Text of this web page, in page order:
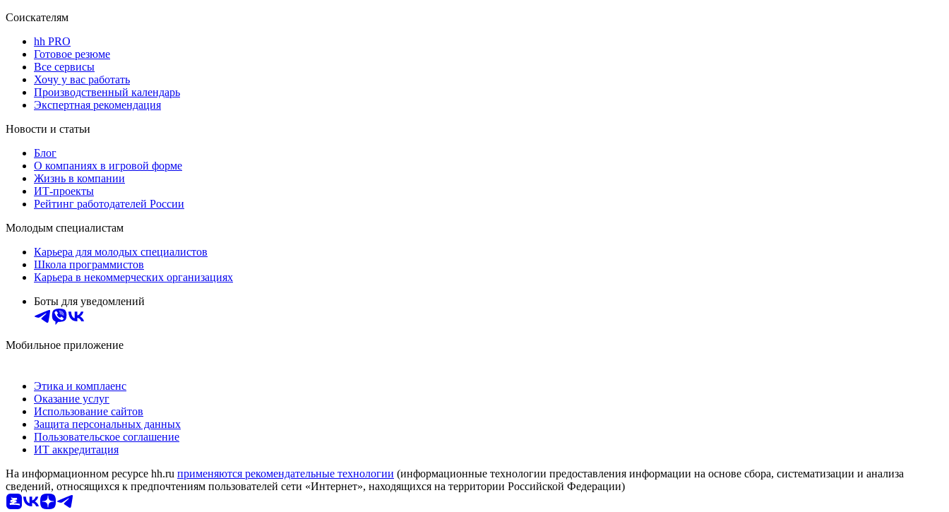
Соискателям
hh PRO
Готовое резюме
Все сервисы
Хочу у вас работать
Производственный календарь
Экспертная рекомендация
Новости и статьи
Блог
О компаниях в игровой форме
Жизнь в компании
ИТ-проекты
Рейтинг работодателей России
Молодым специалистам
Карьера для молодых специалистов
Школа программистов
Карьера в некоммерческих организациях
Боты для уведомлений
Мобильное приложение
Этика и комплаенс
Оказание услуг
Использование сайтов
Защита персональных данных
Пользовательское соглашение
ИТ аккредитация
На информационном ресурсе hh.ru применяются рекомендательные технологии (информационные технологии предоставления информации на основе сбора, систематизации и анализа
сведений, относящихся к предпочтениям пользователей сети «Интернет», находящихся на территории Российской Федерации)